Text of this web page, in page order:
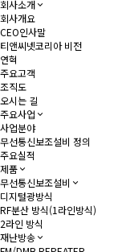
회사소개
회사개요
CEO인사말
티앤씨넷코리아 비전
연혁
주요고객
조직도
오시는 길
주요사업
사업분야
무선통신보조설비 정의
주요실적
제품
무선통신보조설비
디지털광방식
RF분산 방식(1라인방식)
2라인 방식
재난방송